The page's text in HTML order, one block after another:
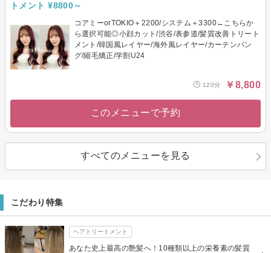
トメント ¥8800～
コアミーorTOKIO＋2200/システム＋3300←こちらか
ら選択可能◎小顔カット/渋谷/表参道/髪質改善トリート
メント/韓国風レイヤー/海外風レイヤー/カーテンバン
グ/縮毛矯正/学割U24
120分 ￥8,800
このメニューで予約
すべてのメニューを見る
こだわり特集
ヘアトリートメント
あなた史上最高の艶髪へ！10種類以上の栄養素の髪質